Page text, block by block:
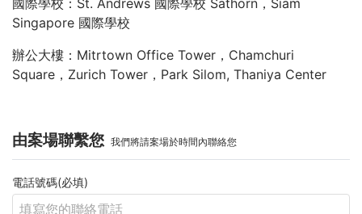
國際學校：St. Andrews 國際學校 Sathorn，Siam
Singapore 國際學校
辦公大樓：Mitrtown Office Tower，Chamchuri
Square，Zurich Tower，Park Silom, Thaniya Center
由案場聯繫您 我們將請案場於時間內聯絡您
電話號碼(必填)